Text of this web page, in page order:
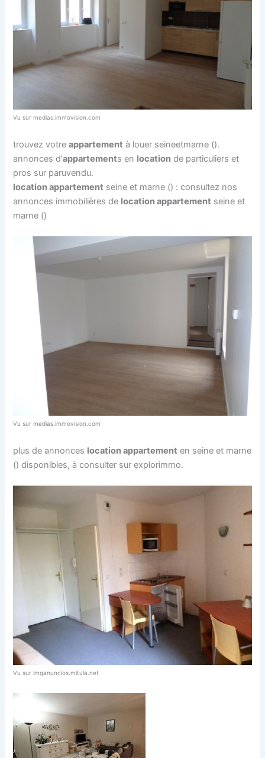
Vu sur medias.immovision.com
trouvez votreappartement à louer seineetmarne ().
annonces d’appartements en location de particuliers et
pros sur paruvendu.
location appartement seine et marne () : consultez nos
annonces immobilières de location appartement seine et
marne ()
Vu sur medias.immovision.com
plus de annonces location appartement en seine et marne
() disponibles, à consulter sur explorimmo.
Vu sur imganuncios.mitula.net